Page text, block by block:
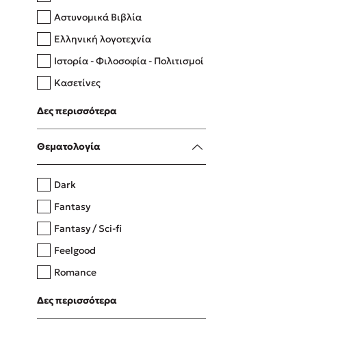
Δανάη Δεληγεώργη
Πάνω, κάτω, μπροστά, πίσω
Η μέθοδος Αφήστε τους
Αστυνομικά Βιβλία
Ελληνική λογοτεχνία
Ιστορία - Φιλοσοφία - Πολιτισμοί
Κασετίνες
Λευκώματα - Έγχρωμοι οδηγοί
Μαγειρική
Δες περισσότερα
Θεματολογία
Dark
Fantasy
Fantasy / Sci-fi
Feelgood
Romance
Upmarket
Young Adult
Δες περισσότερα